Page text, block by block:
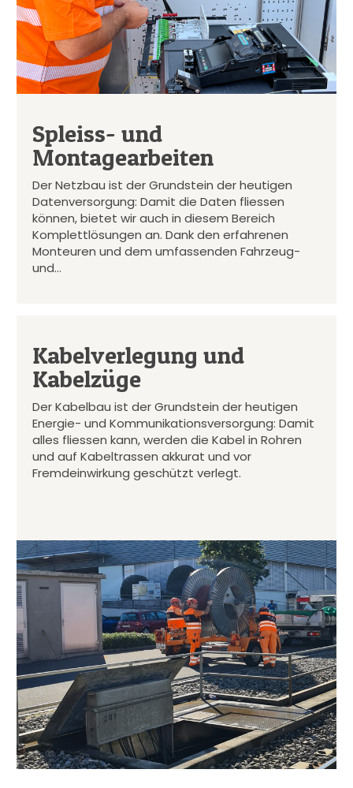
Spleiss- und
Montagearbeiten
Der Netzbau ist der Grundstein der heutigen
Datenversorgung: Damit die Daten fliessen
können, bietet wir auch in diesem Bereich
Komplettlösungen an. Dank den erfahrenen
Monteuren und dem umfassenden Fahrzeug-
und…
Kabelverlegung und
Kabelzüge
Der Kabelbau ist der Grundstein der heutigen
Energie- und Kommunikationsversorgung: Damit
alles fliessen kann, werden die Kabel in Rohren
und auf Kabeltrassen akkurat und vor
Fremdeinwirkung geschützt verlegt.